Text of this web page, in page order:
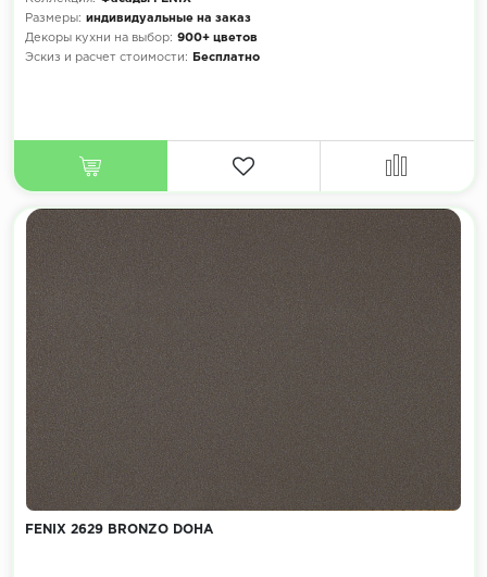
Размеры: индивидуальные на заказ
Декоры кухни на выбор: 900+ цветов
Эскиз и расчет стоимости:
Бесплатно
FENIX 2629 BRONZO DOHA